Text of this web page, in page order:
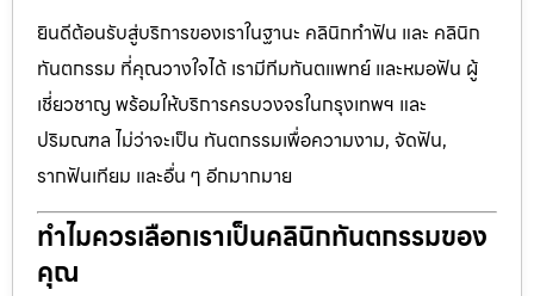
ยินดีต้อนรับสู่บริการของเราในฐานะ คลินิกทำฟัน และ คลินิก
ทันตกรรม ที่คุณวางใจได้ เรามีทีมทันตแพทย์ และหมอฟัน ผู้
เชี่ยวชาญ พร้อมให้บริการครบวงจรในกรุงเทพฯ และ
ปริมณฑล ไม่ว่าจะเป็น ทันตกรรมเพื่อความงาม, จัดฟัน,
รากฟันเทียม และอื่น ๆ อีกมากมาย
ทำไมควรเลือกเราเป็นคลินิกทันตกรรมของ
คุณ